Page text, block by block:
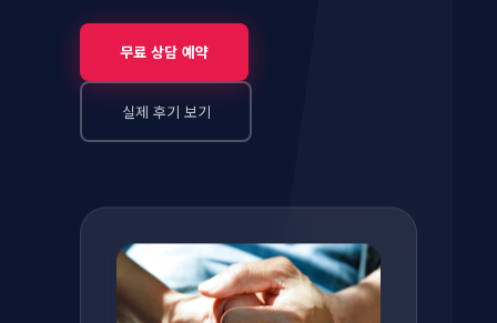
무료 상담 예약
실제 후기 보기